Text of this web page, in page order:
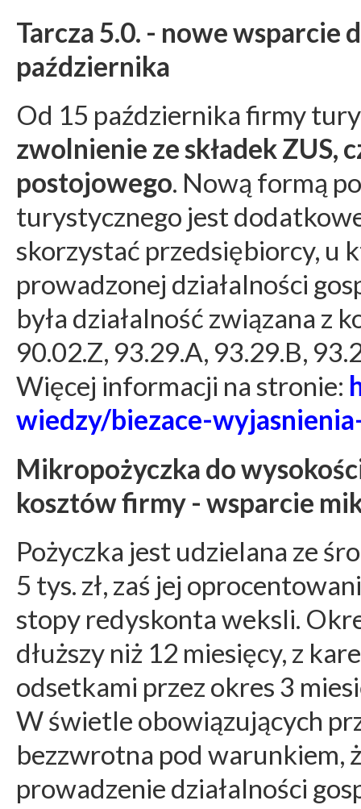
Tarcza 5.0. - nowe wsparcie
października
Od 15 października firmy
zwolnienie ze składek ZUS,
postojowego. Nową formą
turystycznego jest
skorzystać przedsiębiorcy, u
prowadzonej działalności
była działalność związana z
90.02.Z, 93.29.A, 93.29.B,
Więcej informacji na stronie:
wiedzy/biezace-
Mikropożyczka do
kosztów firmy - wsparcie
Pożyczka jest udzielana ze
5 tys. zł, zaś jej
stopy redyskonta weksli.
dłuższy niż 12 miesięcy, z
odsetkami przez okres 3
W świetle obowiązujących
bezzwrotna pod warunkiem,
prowadzenie działalności